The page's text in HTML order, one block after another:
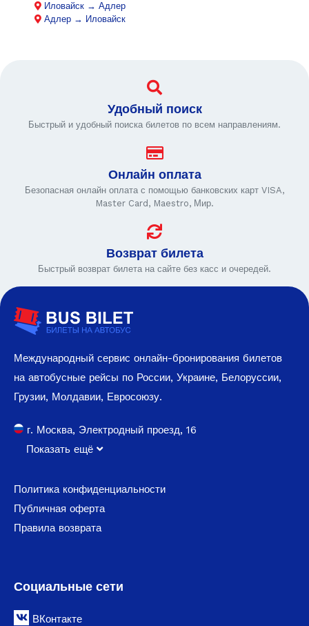
Иловайск → Адлер
Адлер → Иловайск
Удобный поиск
Быстрый и удобный поиска билетов по всем направлениям.
Онлайн оплата
Безопасная онлайн оплата с помощью банковских карт VISA,
Master Card, Maestro, Мир.
Возврат билета
Быстрый возврат билета на сайте без касс и очередей.
Международный сервис онлайн-бронирования билетов
на автобусные рейсы по России, Украине, Белоруссии,
Грузии, Молдавии, Евросоюзу.
г. Москва, Электродный проезд, 16
Показать ещё
Политика конфиденциальности
Публичная оферта
Правила возврата
Социальные сети
ВКонтакте